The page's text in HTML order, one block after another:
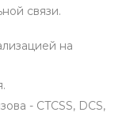
связи.
на
- CTCSS, DCS,